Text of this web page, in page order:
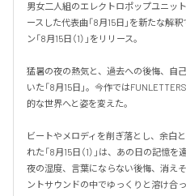
男女二人組のエレクトロポップユニッ
ースした代表曲「8月15日」を新たな解
ン「8月15日（1）」をリリース。
猛暑の夜の熱気と、過去への後悔、自
いた「8月15日」。今作では
的な世界へと姿を変えた。
ビートやメロディを削ぎ落とし、余白
れた「8月15日（1）」は、あの日の記憶
夜の湿度、言葉にならない後悔、消え
ントサウンドの中でゆっくりと溶け合っ